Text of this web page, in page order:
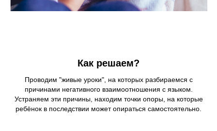
Как решаем?
Проводим "живые уроки", на которых разбираемся с
причинами негативного взаимоотношения с языком.
Устраняем эти причины, находим точки опоры, на которые
ребёнок в последствии может опираться самостоятельно.